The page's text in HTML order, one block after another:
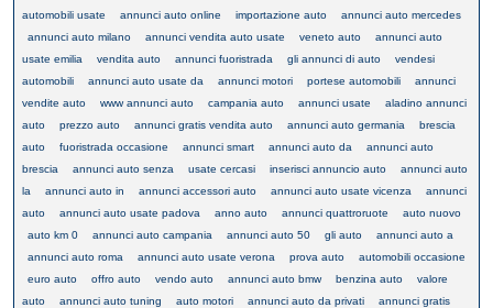
automobili usate
annunci auto online importazione auto
annunci auto mercedes
annunci auto milano
annunci vendita auto usate veneto auto
annunci auto
usate emilia
vendita auto annunci fuoristrada gli annunci di auto
vendesi
automobili
annunci auto usate da annunci motori portese automobili
annunci
vendite auto
www annunci auto campania auto annunci usate
aladino annunci
auto
prezzo auto annunci gratis vendita auto annunci auto germania
brescia
auto
fuoristrada occasione annunci smart annunci auto da
annunci auto
brescia
annunci auto senza usate cercasi inserisci annuncio auto
annunci auto
la
annunci auto in annunci accessori auto annunci auto usate vicenza
annunci
auto
annunci auto usate padova anno auto annunci quattroruote
auto nuovo
auto km 0
annunci auto campania annunci auto 50 gli auto
annunci auto a
annunci auto roma
annunci auto usate verona prova auto
automobili occasione
euro auto
offro auto vendo auto annunci auto bmw benzina auto
valore
auto
annunci auto tuning auto motori annunci auto da privati
annunci gratis